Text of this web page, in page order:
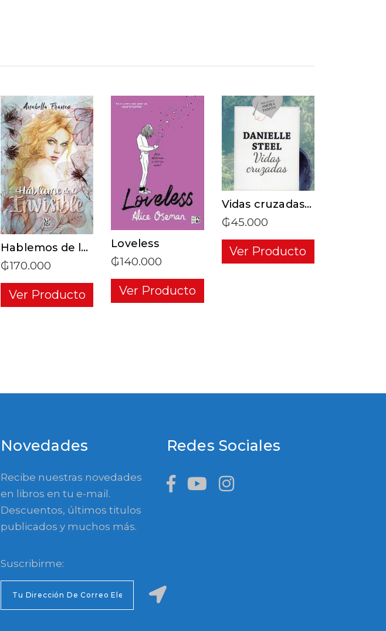
ADD TO CART
Hablemos de lo invisible
₲170.000
Ver Producto
ADD TO CART
Loveless
₲140.000
Ver Producto
ADD TO CART
Vidas cruzadas – Biblioteca amor y pasión
₲45.000
Ver Producto
Novedades
Recibe nuestras novedades
en libros en tu e-mail.
Descuentos, últimos titulos
publicados y muchos más.
Suscribirme:
Redes Sociales